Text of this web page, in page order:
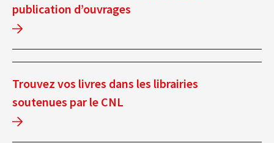
publication d’ouvrages
Trouvez vos livres dans les librairies
soutenues par le CNL